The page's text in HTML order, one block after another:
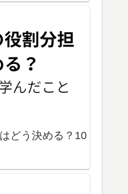
どう決める？10